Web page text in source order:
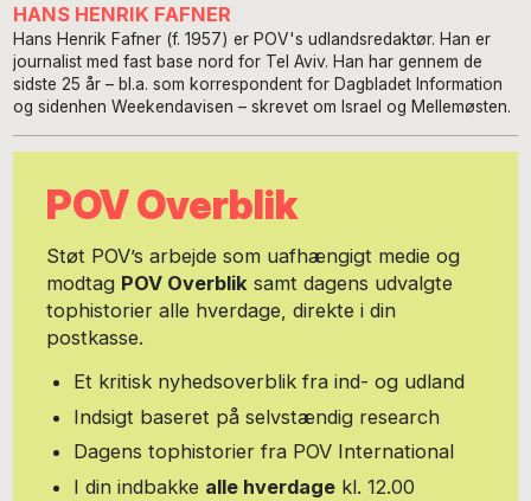
HANS HENRIK FAFNER
Hans Henrik Fafner (f. 1957) er POV's udlandsredaktør. Han er
journalist med fast base nord for Tel Aviv. Han har gennem de
sidste 25 år – bl.a. som korrespondent for Dagbladet Information
og sidenhen Weekendavisen – skrevet om Israel og Mellemøsten.
POV Overblik
Støt POV’s arbejde som uafhængigt medie og
modtag POV Overbliksamt dagens udvalgte
tophistorier alle hverdage, direkte i din
postkasse.
Et kritisk nyhedsoverblik fra ind- og udland
Indsigt baseret på selvstændig research
Dagens tophistorier fra POV International
I din indbakke alle hverdage kl. 12.00